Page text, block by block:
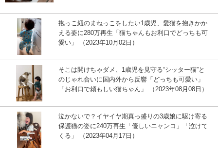
抱っこ紐のまねっこをしたい1歳児、愛猫を抱きかか
える姿に280万再生「猫ちゃんもお利口でどっちも可
愛い」 （2023年10月02日）
そこは開けちゃダメ、1歳児を見守る“シッター猫”と
のじゃれ合いに国内外から反響「どっちも可愛い」
「お利口で頼もしい猫ちゃん」 （2023年08月08日）
泣かないで？イヤイヤ期真っ盛りの3歳娘に駆け寄る
保護猫の姿に240万再生「優しいニャンコ」「泣けて
くる」 （2023年04月17日）